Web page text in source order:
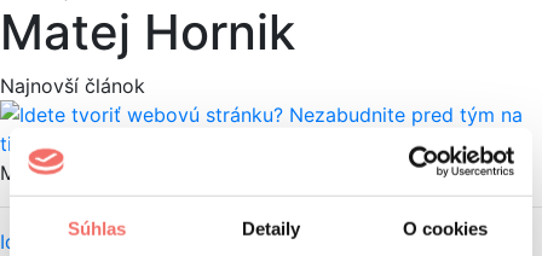
Súhlas Detaily O cookies
Matej Hornik
Najnovší článok
Matej Hornik
Idete tvoriť webovú stránku? Nezabudnite pred tým na